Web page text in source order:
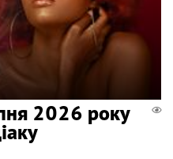
2026 року